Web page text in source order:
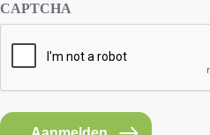
CAPTCHA